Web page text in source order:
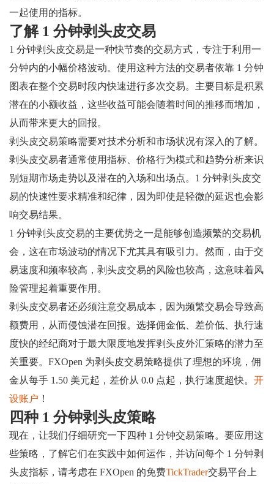
一起使用的指标。
了解 1 分钟剥头皮交易
1 分钟剥头皮交易是一种快节奏的交易方式，专注于利用一
分钟内的小幅价格波动。使用这种方法的交易者依靠 1 分钟
图表在整个交易时段内快速进行多次交易。主要目标是积累
潜在的小额收益，这些收益可能会随着时间的推移而增加，
从而带来更大的回报。
剥头皮交易策略需要对技术分析和市场状况有深入的了解。
剥头皮交易者通常使用指标、价格行为模式和趋势分析来识
别短期市场走势以及潜在的入场和出场点。1 分钟剥头皮交
易的快速性要求精准和纪律，因为即使是轻微的延迟也会影
响交易结果。
1 分钟剥头皮交易的主要优势之一是能够创造频繁的交易机
会，这在市场波动的情况下尤其具有吸引力。然而，由于交
易速度和频率较高，剥头皮交易的风险也较高，这意味着风
险管理起着重要作用。
剥头皮交易者还必须注意交易成本，因为频繁交易会导致高
额费用，从而侵蚀潜在回报。选择佣金低、差价低、执行速
度快的经纪商对于最大限度地发挥剥头皮外汇策略的潜力至
关重要。FXOpen 为剥头皮交易策略提供了理想的环境，佣
金从每手 1.50 美元起，差价从 0.0 点起，执行速度超快。 开
设账户 ！
四种 1 分钟剥头皮策略
现在，让我们仔细研究一下四种 1 分钟交易策略。要应用这
些策略，了解它们在实践中如何运作，并访问每个 1 分钟剥
头皮指标，请考虑在 FXOpen 的免费TickTrader交易平台上